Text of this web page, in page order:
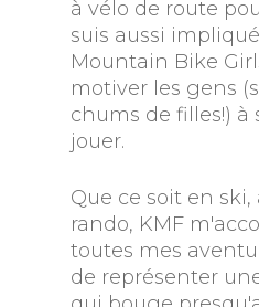
à vélo de route
suis aussi
Mountain Bike
motiver les gens
chums de filles!) à
jouer.
Que ce soit en ski,
rando, KMF
toutes mes
de représenter